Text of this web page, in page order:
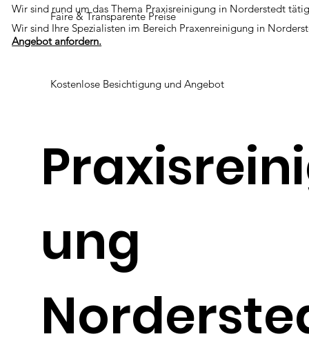
Wir sind rund um das Thema Praxisreinigung in Norderstedt
Wir sind Ihre Spezialisten im Bereich Praxenreinigung in
Angebot anfordern.
Faire & Transparente Preise
Kostenlose Besichtigung und Angebot
ung